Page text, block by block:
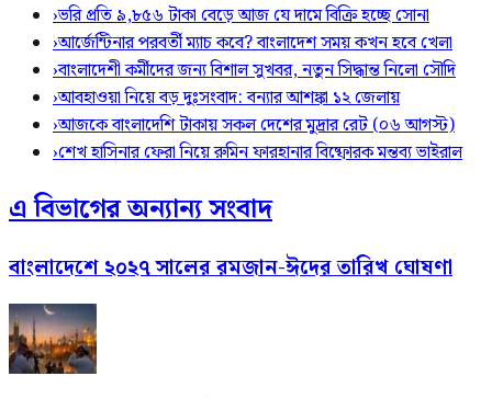
›ভরি প্রতি ৯,৮৫৬ টাকা বেড়ে আজ যে দামে বিক্রি হচ্ছে সোনা
›আর্জেন্টিনার পরবর্তী ম্যাচ কবে? বাংলাদেশ সময় কখন হবে খেলা
›বাংলাদেশী কর্মীদের জন্য বিশাল সুখবর, নতুন সিদ্ধান্ত নিলো সৌদি
›আবহাওয়া নিয়ে বড় দুঃসংবাদ: বন্যার আশঙ্কা ১২ জেলায়
›আজকে বাংলাদেশি টাকায় সকল দেশের মুদ্রার রেট (০৬ আগস্ট)
›শেখ হাসিনার ফেরা নিয়ে রুমিন ফারহানার বিষ্ফোরক মন্তব্য ভাইরাল
এ বিভাগের অন্যান্য সংবাদ
বাংলাদেশে ২০২৭ সালের রমজান-ঈদের তারিখ ঘোষণা